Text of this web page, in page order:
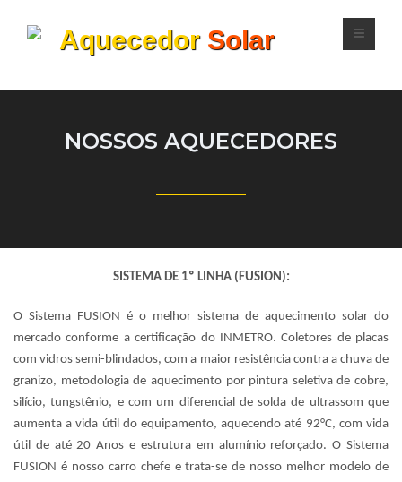
Aquecedor Solar
NOSSOS AQUECEDORES
SISTEMA DE 1º LINHA (FUSION):
O Sistema FUSION é o melhor sistema de aquecimento solar do
mercado conforme a certificação do INMETRO. Coletores de placas
com vidros semi-blindados, com a maior resistência contra a chuva de
granizo, metodologia de aquecimento por pintura seletiva de cobre,
silício, tungstênio, e com um diferencial de solda de ultrassom que
aumenta a vida útil do equipamento, aquecendo até 92°C, com vida
útil de até 20 Anos e estrutura em alumínio reforçado. O Sistema
FUSION é nosso carro chefe e trata-se de nosso melhor modelo de